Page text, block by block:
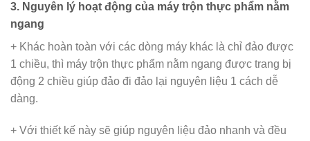
3. Nguyên lý hoạt động của máy trộn thực phẩm nằm
ngang
+ Khác hoàn toàn với các dòng máy khác là chỉ đảo được
1 chiều, thì máy trộn thực phẩm nằm ngang được trang bị
động 2 chiều giúp đảo đi đảo lại nguyên liệu 1 cách dễ
dàng.
+ Với thiết kế này sẽ giúp nguyên liệu đảo nhanh và đều